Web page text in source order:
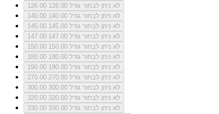
126.00
לא ניתן לבחור גודל 126.00
140.00
לא ניתן לבחור גודל 140.00
145.00
לא ניתן לבחור גודל 145.00
147.00
לא ניתן לבחור גודל 147.00
150.00
לא ניתן לבחור גודל 150.00
180.00
לא ניתן לבחור גודל 180.00
190.00
לא ניתן לבחור גודל 190.00
270.00
לא ניתן לבחור גודל 270.00
300.00
לא ניתן לבחור גודל 300.00
320.00
לא ניתן לבחור גודל 320.00
330.00
לא ניתן לבחור גודל 330.00